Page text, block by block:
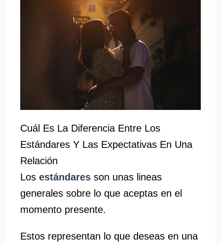
Cuál Es La Diferencia Entre Los
Estándares Y Las Expectativas En Una
Relación
Los estándaresson unas lineas
generales sobre lo que aceptas en el
momento presente.
Estos representan lo que deseas en una